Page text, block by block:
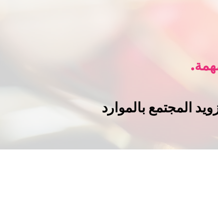
المجتمع بالموارد